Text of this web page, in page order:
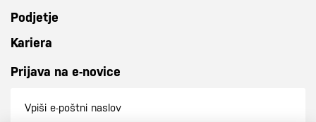
Podjetje
Kariera
Prijava na e-novice